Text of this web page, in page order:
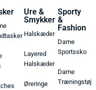
Ure &
Smykker
Halskæder
Layered
Halskæder
Øreringe
Sporty
&
Fashion
Dame
Sportssko
Dame
Træningstøj